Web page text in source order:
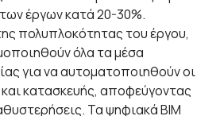
έργων κατά 20-30%.
πολυπλοκότητας του έργου,
όλα τα μέσα
για να αυτοματοποιηθούν οι
και κατασκευής, αποφεύγοντας
Τα ψηφιακά BIM